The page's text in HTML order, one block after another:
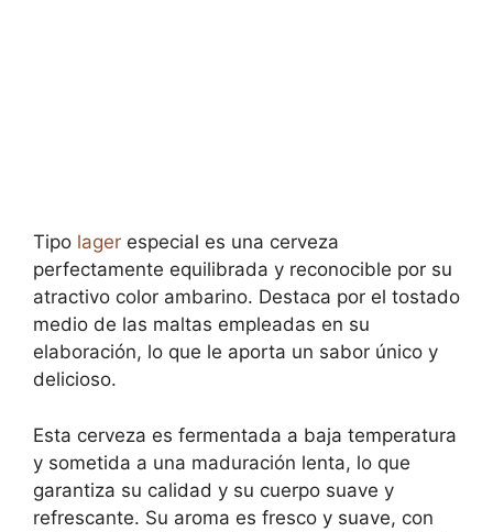
Tipo lager especial es una cerveza
perfectamente equilibrada y reconocible por su
atractivo color ambarino. Destaca por el tostado
medio de las maltas empleadas en su
elaboración, lo que le aporta un sabor único y
delicioso.
Esta cerveza es fermentada a baja temperatura
y sometida a una maduración lenta, lo que
garantiza su calidad y su cuerpo suave y
refrescante. Su aroma es fresco y suave, con